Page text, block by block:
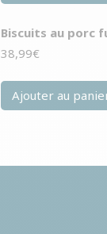
Biscuits au porc
38,99€
Ajouter au